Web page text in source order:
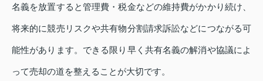
名義を放置すると管理費・税金などの維持費がかかり続け、
将来的に競売リスクや共有物分割請求訴訟などにつながる可
能性があります。できる限り早く共有名義の解消や協議によ
って売却の道を整えることが大切です。